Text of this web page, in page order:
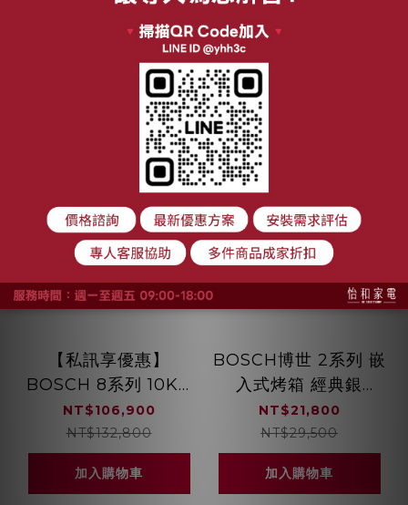
加入購物車 加入購物車
【私訊享優惠】
BOSCH 8系列 10KG
活氧洗衣機+9KG熱泵
式乾衣機 220V 含毛
料衣物烘衣架
WGB256B0TC+WQB245A0TC
NT$106,900
NT$132,800
加入購物車
BOSCH博世 2系列 嵌
入式烤箱 經典銀
HBF133BR0N
NT$21,800
NT$29,500
加入購物車